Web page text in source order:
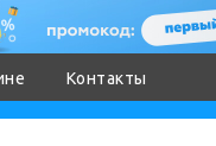
Контакты